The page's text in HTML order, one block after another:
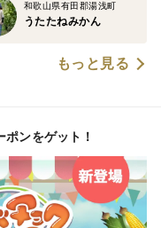
和歌山県有田郡湯浅町
うたたねみかん
もっと見る
ンをゲット！